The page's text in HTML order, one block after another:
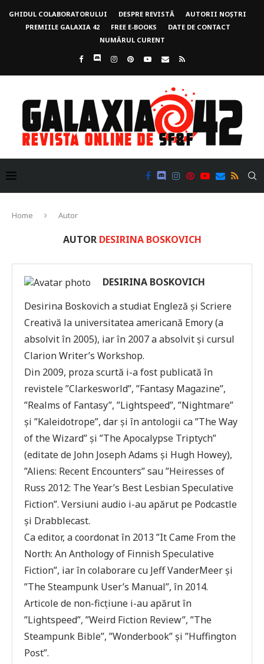
GHIDUL COLABORATORULUI DESPRE REVISTĂ
AUTORII NOȘTRI
PREMIILE GALAXIA 42
FREE E-BOOKS
DATE DE CONTACT
NUMĂRUL CURENT
Home Autor
AUTOR DESIRINA BOSKOVICH
DESIRINA BOSKOVICH
Desirina Boskovich a studiat Engleză și Scriere
Creativă la universitatea americană Emory (a
absolvit în 2005), iar în 2007 a absolvit și cursul
Clarion Writer’s Workshop.
Din 2009, proza scurtă i-a fost publicată în
revistele ”Clarkesworld”, ”Fantasy Magazine”,
”Realms of Fantasy”, ”Lightspeed”, ”Nightmare”
și ”Kaleidotrope”, dar și în antologii ca ”The Way
of the Wizard” și ”The Apocalypse Triptych”
(editate de John Joseph Adams și Hugh Howey),
”Aliens: Recent Encounters” sau ”Heiresses of
Russ 2012: The Year’s Best Lesbian Speculative
Fiction”. Versiuni audio i-au apărut pe Podcastle
și Drabblecast.
Ca editor, a coordonat în 2013 ”It Came From the
North: An Anthology of Finnish Speculative
Fiction”, iar în colaborare cu Jeff VanderMeer și
”The Steampunk User’s Manual”, în 2014.
Articole de non-ficțiune i-au apărut în
”Lightspeed”, ”Weird Fiction Review”, ”The
Steampunk Bible”, ”Wonderbook” și ”Huffington
Post”.